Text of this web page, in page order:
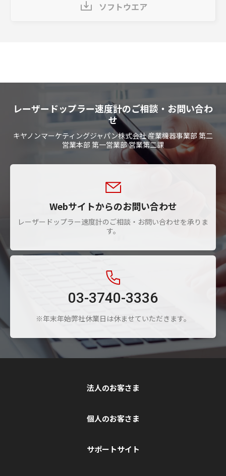
ソフトウエア
レーザードップラー速度計のご相談・お問い合わ
せ
キヤノンマーケティングジャパン株式会社 産業機器事業部 第二
営業本部 第一営業部 営業第二課
Webサイトからのお問い合わせ
レーザードップラー速度計のご相談・お問い合わせを承りま
す。
03-3740-3336
※年末年始弊社休業日は休ませていただきます。
法人のお客さま
個人のお客さま
サポートサイト